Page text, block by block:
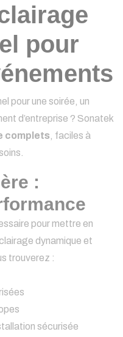
pour
pour une soirée, un
d’entreprise ? Sonatek
complets , faciles à
:
pour mettre en
dynamique et
trouverez :
sécurisée